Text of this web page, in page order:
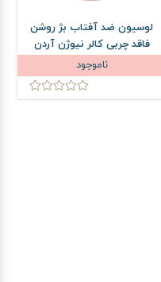
لوسیون ضد آفتاب بژ روشن
فاقد چربی کالر نیوژن آردن
میلی لیتر
ناموجود